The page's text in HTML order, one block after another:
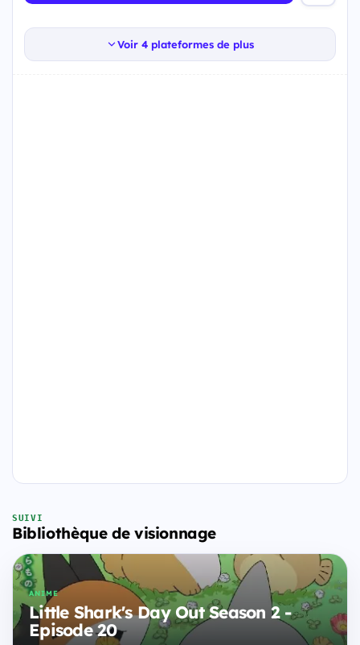
Voir 4 plateformes de plus
SUIVI
Bibliothèque de visionnage
ANIME
Little Shark's Day Out Season 2 -
Episode 20